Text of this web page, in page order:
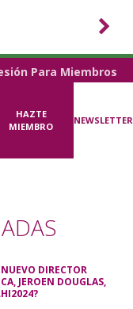
Para Miembros
HAZTE
MIEMBRO
NEWSLETTER
DIRECTOR
JEROEN DOUGLAS,